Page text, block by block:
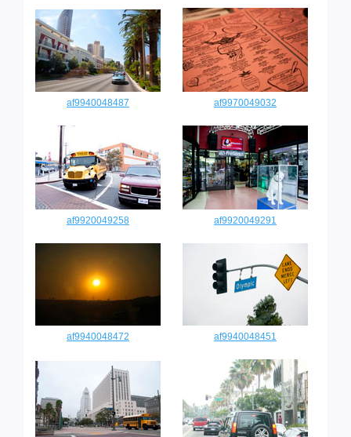
af9940048487 af9970049032
af9920049258 af9920049291
af9940048472 af9940048451